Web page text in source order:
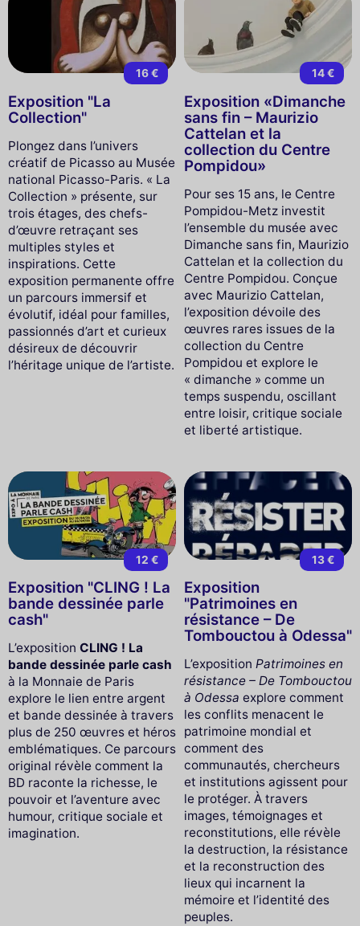
16 €
Exposition "La
Collection"
Plongez dans l’univers
créatif de Picasso au Musée
national Picasso-Paris. « La
Collection » présente, sur
trois étages, des chefs-
d’œuvre retraçant ses
multiples styles et
inspirations. Cette
exposition permanente offre
un parcours immersif et
évolutif, idéal pour familles,
passionnés d’art et curieux
désireux de découvrir
l’héritage unique de l’artiste.
14 €
Exposition «Dimanche
sans fin – Maurizio
Cattelan et la
collection du Centre
Pompidou»
Pour ses 15 ans, le Centre
Pompidou-Metz investit
l’ensemble du musée avec
Dimanche sans fin, Maurizio
Cattelan et la collection du
Centre Pompidou. Conçue
avec Maurizio Cattelan,
l’exposition dévoile des
œuvres rares issues de la
collection du Centre
Pompidou et explore le
« dimanche » comme un
temps suspendu, oscillant
entre loisir, critique sociale
et liberté artistique.
12 €
Exposition "CLING ! La
bande dessinée parle
cash"
L’exposition CLING ! La
bande dessinée parle cash
à la Monnaie de Paris
explore le lien entre argent
et bande dessinée à travers
plus de 250 œuvres et héros
emblématiques. Ce parcours
original révèle comment la
BD raconte la richesse, le
pouvoir et l’aventure avec
humour, critique sociale et
imagination.
13 €
Exposition
"Patrimoines en
résistance – De
Tombouctou à Odessa"
L’exposition Patrimoines en
résistance – De Tombouctou
à Odessa explore comment
les conflits menacent le
patrimoine mondial et
comment des
communautés, chercheurs
et institutions agissent pour
le protéger. À travers
images, témoignages et
reconstitutions, elle révèle
la destruction, la résistance
et la reconstruction des
lieux qui incarnent la
mémoire et l’identité des
peuples.